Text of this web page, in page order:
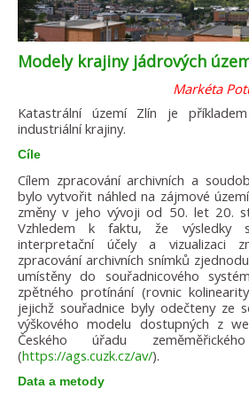
Modely krajiny jádrových
Markéta
Katastrální území Zlín je
industriální krajiny.
Cíle
Cílem zpracování archivních a
bylo vytvořit náhled na zájmové
změny v jeho vývoji od 50. let 20.
Vzhledem k faktu, že výsledky
interpretační účely a vizualizaci
zpracování archivních snímků
umístěny do souřadnicového
zpětného protínání (rovnic
jejichž souřadnice byly odečteny ze
výškového modelu dostupných z
Českého úřadu
(https://ags.cuzk.cz/av/).
Data a metody